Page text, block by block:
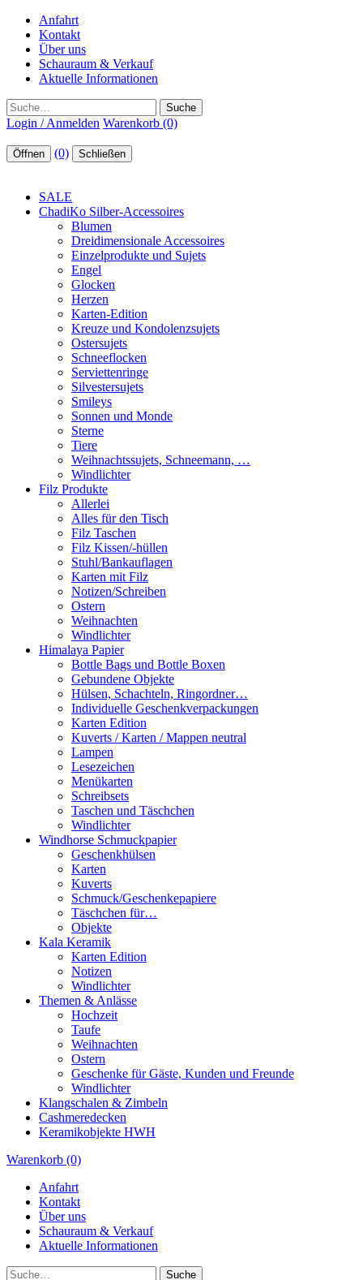
Anfahrt
Kontakt
Über uns
Schauraum & Verkauf
Aktuelle Informationen
Suche
Login / Anmelden Warenkorb (0)
Öffnen (0) Schließen
SALE
ChadiKo Silber-Accessoires
Blumen
Dreidimensionale Accessoires
Einzelprodukte und Sujets
Engel
Glocken
Herzen
Karten-Edition
Kreuze und Kondolenzsujets
Ostersujets
Schneeflocken
Serviettenringe
Silvestersujets
Smileys
Sonnen und Monde
Sterne
Tiere
Weihnachtssujets, Schneemann, …
Windlichter
Filz Produkte
Allerlei
Alles für den Tisch
Filz Taschen
Filz Kissen/-hüllen
Stuhl/Bankauflagen
Karten mit Filz
Notizen/Schreiben
Ostern
Weihnachten
Windlichter
Himalaya Papier
Bottle Bags und Bottle Boxen
Gebundene Objekte
Hülsen, Schachteln, Ringordner…
Individuelle Geschenkverpackungen
Karten Edition
Kuverts / Karten / Mappen neutral
Lampen
Lesezeichen
Menükarten
Schreibsets
Taschen und Täschchen
Windlichter
Windhorse Schmuckpapier
Geschenkhülsen
Karten
Kuverts
Schmuck/Geschenkepapiere
Täschchen für…
Objekte
Kala Keramik
Karten Edition
Notizen
Windlichter
Themen & Anlässe
Hochzeit
Taufe
Weihnachten
Ostern
Geschenke für Gäste, Kunden und Freunde
Windlichter
Klangschalen & Zimbeln
Cashmeredecken
Keramikobjekte HWH
Warenkorb (0)
Anfahrt
Kontakt
Über uns
Schauraum & Verkauf
Aktuelle Informationen
Suche